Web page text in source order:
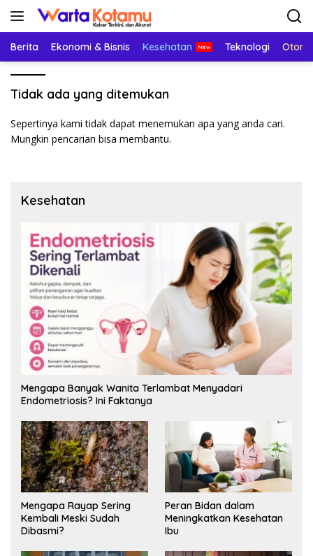
Langsung
Berita Ekonomi & Bisnis Kesehatan Teknologi
Tidak ada yang ditemukan
Sepertinya kami tidak dapat menemukan apa yang anda cari.
Mungkin pencarian bisa membantu.
Kesehatan
Mengapa Banyak Wanita Terlambat Menyadari
Endometriosis? Ini Faktanya
Mengapa Rayap Sering
Kembali Meski Sudah
Dibasmi?
Peran Bidan dalam
Meningkatkan Kesehatan
Ibu